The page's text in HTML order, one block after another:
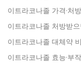
이트라코나졸 가격·처
이트라코나졸 처방받
이트라코나졸 대체약
이트라코나졸 효능·부